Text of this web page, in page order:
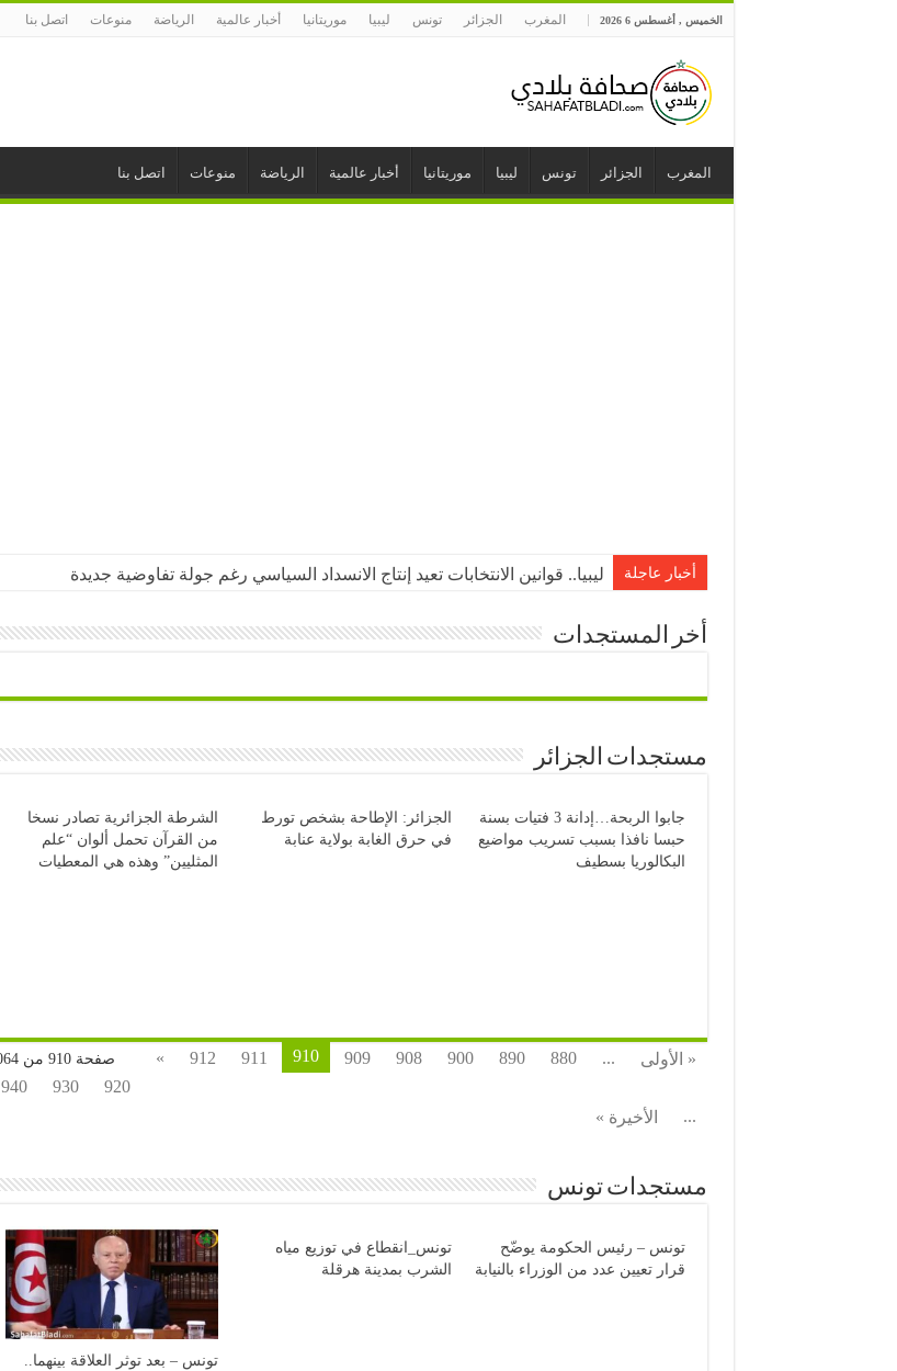
الخميس , أغسطس 6 2026 المغرب الجزائر تونس ليبيا موريتانيا أخبار عالمية الرياضة منوعات اتصل بنا
المغرب الجزائر تونس ليبيا موريتانيا أخبار عالمية الرياضة منوعات اتصل بنا
أخبار عاجلة ليبيا.. قوانين الانتخابات تعيد إنتاج الانسداد السياسي رغم جولة تفاوضية جديدة
أخر المستجدات
مستجدات الجزائر
جابوا الربحة…إدانة 3 فتيات بسنة
حبسا نافذا بسبب تسريب مواضيع
البكالوريا بسطيف
الجزائر: الإطاحة بشخص تورط
في حرق الغابة بولاية عنابة
الشرطة الجزائرية تصادر نسخا
من القرآن تحمل ألوان “علم
المثليين” وهذه هي المعطيات
صفحة 910 من 4٬064 « الأولى ...
880
890
900
908
909
910
911
912
»
920
930
940
...
الأخيرة »
مستجدات تونس
تونس – رئيس الحكومة يوضّح
قرار تعيين عدد من الوزراء بالنيابة
تونس_انقطاع في توزيع مياه
الشرب بمدينة هرقلة
تونس – بعد توثر العلاقة بينهما..